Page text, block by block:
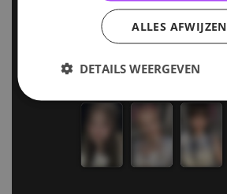
ALLES AFWIJZEN
DETAILS WEERGEVEN